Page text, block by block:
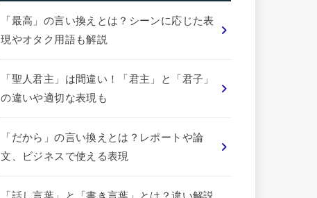
「最高」の言い換えとは？シーンに応じた表
現やオタク用語も解説
「聖人君主」は間違い！「君主」と「君子」
の違いや適切な表現も
「だから」の言い換えとは？レポートや論
文、ビジネスで使える表現